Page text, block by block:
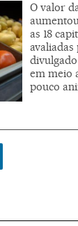
O valor
as 18
avaliadas
em meio
pouco